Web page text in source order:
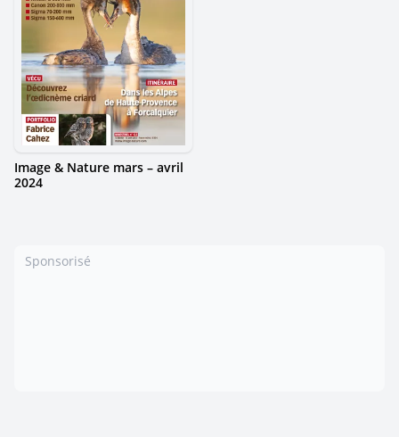
Image & Nature mars – avril
2024
Sponsorisé